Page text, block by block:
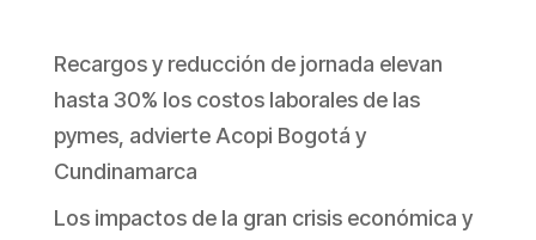
Recargos y reducción de jornada elevan
hasta 30% los costos laborales de las
pymes, advierte Acopi Bogotá y
Cundinamarca
Los impactos de la gran crisis económica y